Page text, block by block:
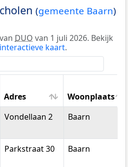
(gemeente Baarn)
DUO van 1 juli 2026. Bekijk
interactieve kaart.
Adres
Woonplaats
Adres Woonplaats
Vondellaan 2 Baarn
Parkstraat 30 Baarn